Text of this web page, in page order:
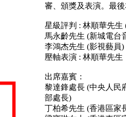
審、頒獎及表演。最
星級評判 : 林順華先生
馬永齡先生 (新城電台
李鴻杰先生 (影視藝員)
壓軸表演 : 林順華先生
出席嘉賓：
黎達鋒處長 (中央人民
部處長)
丁柏希先生 (香港區家